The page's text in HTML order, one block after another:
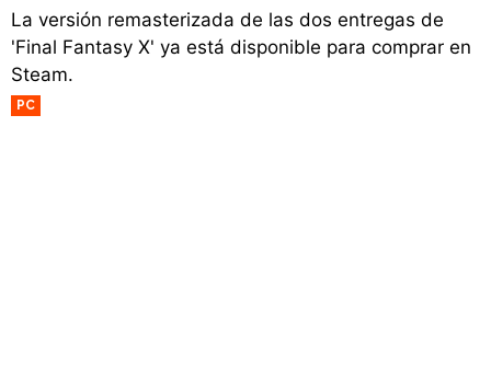
La versión remasterizada de las dos entregas de
'Final Fantasy X' ya está disponible para comprar en
Steam.
PC